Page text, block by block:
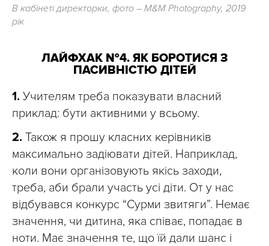
В кабінеті директорки, фото – М&М Photography, 2019
рік
ЛАЙФХАК №4. ЯК БОРОТИСЯ З
ПАСИВНІСТЮ ДІТЕЙ
1. Учителям треба показувати власний
приклад: бути активними у всьому.
2. Також я прошу класних керівників
максимально задіювати дітей. Наприклад,
коли вони організовують якісь заходи,
треба, аби брали участь усі діти. От у нас
відбувався конкурс “Сурми звитяги”. Немає
значення, чи дитина, яка співає, попадає в
ноти. Має значення те, що їй дали шанс і